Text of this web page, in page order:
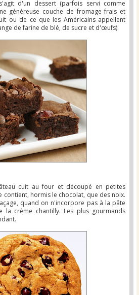
d'un dessert (parfois servi comme
généreuse couche de fromage frais et
ou de ce que les Américains appellent
de farine de blé, de sucre et d'œufs).
cuit au four et découpé en petites
contient, hormis le chocolat, que des noix.
quand on n'incorpore pas à la pâte
la crème chantilly. Les plus gourmands